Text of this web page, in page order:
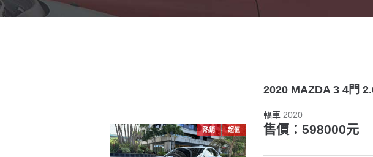
熱銷 超值
2020 MAZDA 3 4門
轎車 2020
售價：598000元